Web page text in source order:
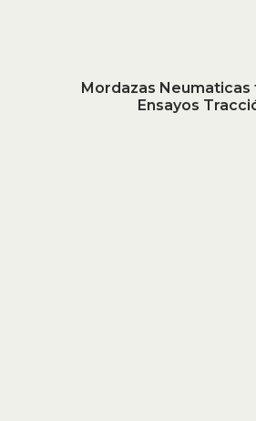
Mordazas Neumaticas
Ensayos